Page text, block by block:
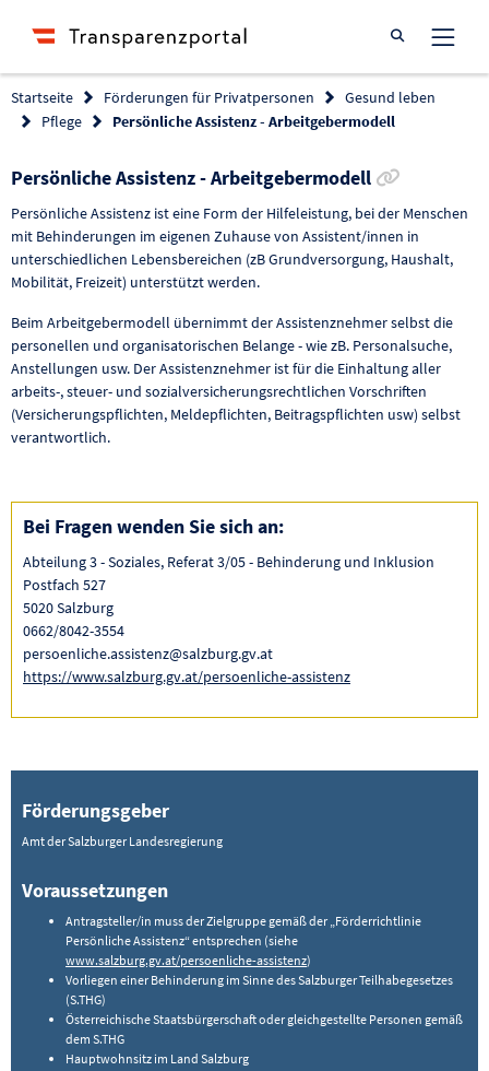
Suche öffnen
Startseite Förderungen für Privatpersonen
Gesund leben
Pflege
Persönliche Assistenz - Arbeitgebermodell
Persönliche Assistenz - Arbeitgebermodell
Persönliche Assistenz ist eine Form der Hilfeleistung, bei der Menschen
mit Behinderungen im eigenen Zuhause von Assistent/innen in
unterschiedlichen Lebensbereichen (zB Grundversorgung, Haushalt,
Mobilität, Freizeit) unterstützt werden.
Beim Arbeitgebermodell übernimmt der Assistenznehmer selbst die
personellen und organisatorischen Belange - wie zB. Personalsuche,
Anstellungen usw. Der Assistenznehmer ist für die Einhaltung aller
arbeits-, steuer- und sozialversicherungsrechtlichen Vorschriften
(Versicherungspflichten, Meldepflichten, Beitragspflichten usw) selbst
verantwortlich.
Bei Fragen wenden Sie sich an:
Abteilung 3 - Soziales, Referat 3/05 - Behinderung und Inklusion
Postfach 527
5020 Salzburg
0662/8042-3554
persoenliche.assistenz@salzburg.gv.at
https://www.salzburg.gv.at/persoenliche-assistenz
Förderungsgeber
Amt der Salzburger Landesregierung
Voraussetzungen
Antragsteller/in muss der Zielgruppe gemäß der „Förderrichtlinie
Persönliche Assistenz“ entsprechen (siehe
www.salzburg.gv.at/persoenliche-assistenz)
Vorliegen einer Behinderung im Sinne des Salzburger Teilhabegesetzes
(S.THG)
Österreichische Staatsbürgerschaft oder gleichgestellte Personen gemäß
dem S.THG
Hauptwohnsitz im Land Salzburg